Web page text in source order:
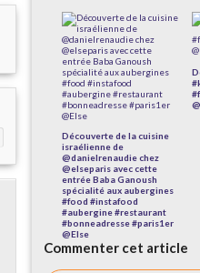
Découverte de la cuisine
israélienne de
@danielrenaudie chez
@elseparis avec cette
entrée Baba Ganoush
spécialité aux aubergines
#food #instafood
#aubergine #restaurant
#bonneadresse #paris1er
@Else
Commenter cet article